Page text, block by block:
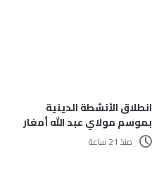
انطلاق الأنشطة الدينية
بموسم مولاي عبد الله أمغار
منذ 21 ساعة